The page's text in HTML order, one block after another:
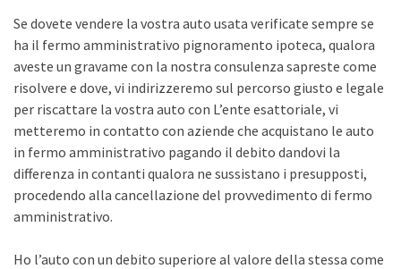
Se dovete vendere la vostra auto usata verificate sempre se
ha il fermo amministrativo pignoramento ipoteca, qualora
aveste un gravame con la nostra consulenza sapreste come
risolvere e dove, vi indirizzeremo sul percorso giusto e legale
per riscattare la vostra auto con L’ente esattoriale, vi
metteremo in contatto con aziende che acquistano le auto
in fermo amministrativo pagando il debito dandovi la
differenza in contanti qualora ne sussistano i presupposti,
procedendo alla cancellazione del provvedimento di fermo
amministrativo.
Ho l’auto con un debito superiore al valore della stessa come